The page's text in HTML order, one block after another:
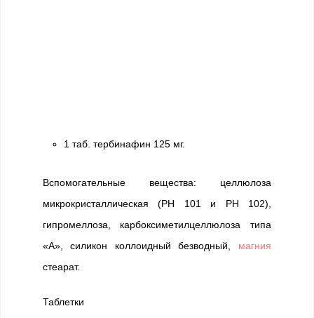
1 таб. тербинафин 125 мг.
Вспомогательные вещества: целлюлоза
микрокристаллическая (РН 101 и РН 102),
гипромеллоза, карбоксиметилцеллюлоза типа
«А», силикон коллоидный безводный, магния
стеарат.
Таблетки